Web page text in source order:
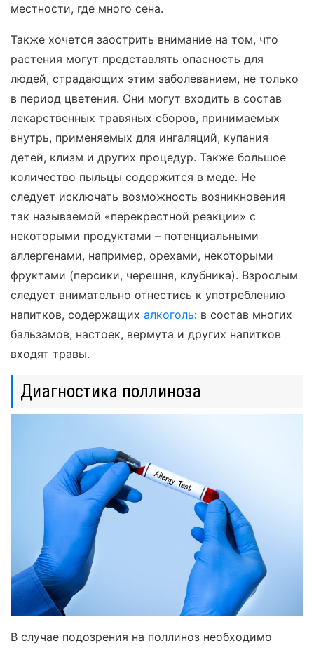
местности, где много сена.
Также хочется заострить внимание на том, что
растения могут представлять опасность для
людей, страдающих этим заболеванием, не только
в период цветения. Они могут входить в состав
лекарственных травяных сборов, принимаемых
внутрь, применяемых для ингаляций, купания
детей, клизм и других процедур. Также большое
количество пыльцы содержится в меде. Не
следует исключать возможность возникновения
так называемой «перекрестной реакции» с
некоторыми продуктами – потенциальными
аллергенами, например, орехами, некоторыми
фруктами (персики, черешня, клубника). Взрослым
следует внимательно отнестись к употреблению
напитков, содержащих алкоголь: в состав многих
бальзамов, настоек, вермута и других напитков
входят травы.
Диагностика поллиноза
В случае подозрения на поллиноз необходимо